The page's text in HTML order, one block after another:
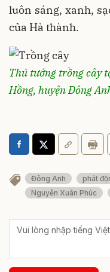
luôn sáng, xanh,
của Hà thành.
Thủ tướng trồng cây
Hồng, huyện Đông
Đông Anh phát
Nguyễn Xuân Phúc